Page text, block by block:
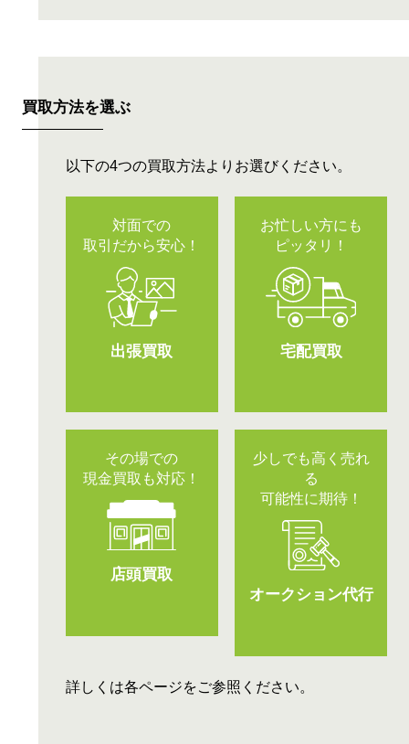
買取方法を選ぶ
以下の4つの買取方法よりお選びください。
対面での
取引だから安心！
出張買取
お忙しい方にも
ピッタリ！
宅配買取
その場での
現金買取も対応！
店頭買取
少しでも高く売れ
る
可能性に期待！
オークション代行
詳しくは各ページをご参照ください。